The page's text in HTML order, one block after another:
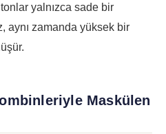
yalnızca sade bir
aynı zamanda yüksek bir
Maskülen